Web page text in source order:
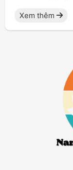
Xem thêm